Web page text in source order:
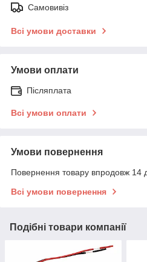
Самовивіз
Всі умови доставки
Умови оплати
Післяплата
Всі умови оплати
Умови повернення
Повернення товару впродовж 14
Всі умови повернення
Подібні товари компанії